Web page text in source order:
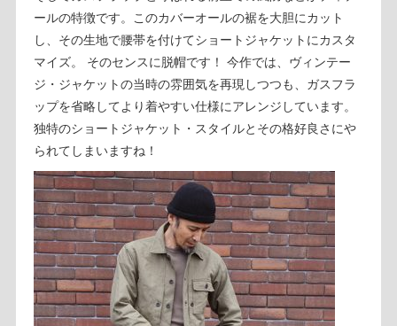
ールの特徴です。このカバーオールの裾を大胆にカット
し、その生地で腰帯を付けてショートジャケットにカスタ
マイズ。 そのセンスに脱帽です！ 今作では、ヴィンテー
ジ・ジャケットの当時の雰囲気を再現しつつも、ガスフラ
ップを省略してより着やすい仕様にアレンジしています。
独特のショートジャケット・スタイルとその格好良さにや
られてしまいますね！